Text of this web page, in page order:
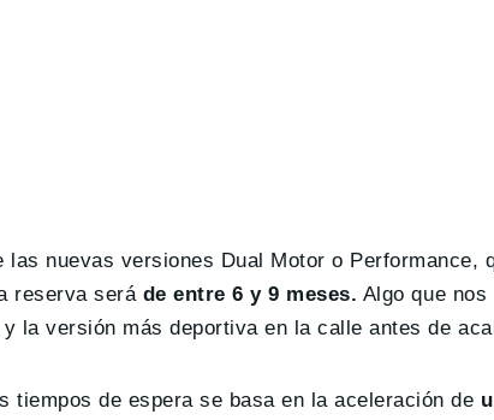
nuevas versiones Dual Motor o Performance,
reserva seráde entre 6 y 9 meses. Algo que nos
la versión más deportiva en la calle antes de
tiempos de espera se basa en la aceleración de